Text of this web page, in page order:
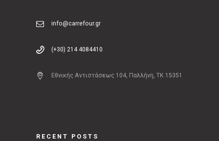
info@carrefour.gr
(+30) 214 4084410
Εθνικής Αντιστάσεως 104, Παλλήνη, ΤΚ 15351
RECENT POSTS